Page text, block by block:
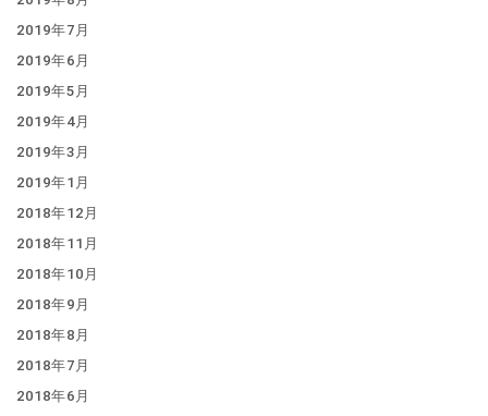
2019年7月
2019年6月
2019年5月
2019年4月
2019年3月
2019年1月
2018年12月
2018年11月
2018年10月
2018年9月
2018年8月
2018年7月
2018年6月